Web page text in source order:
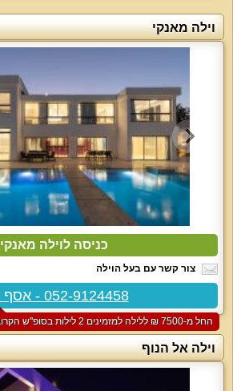
וילה מאנקי
כניסה לוילה מאנקי
צור קשר עם בעל הוילה
052-9124458 - אסף / רז
החל מ-‏7500 ₪ ללילה למזמינים 2 לילות בסופ"ש הקרוב
וילה אל הנוף